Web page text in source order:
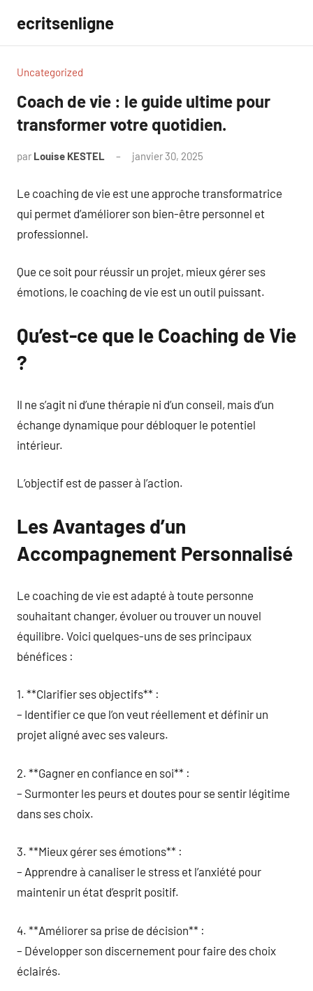
contenu
ecritsenligne
Uncategorized
Coach de vie : le guide ultime pour
transformer votre quotidien.
par Louise KESTEL janvier 30, 2025
Le coaching de vie est une approche transformatrice
qui permet d’améliorer son bien-être personnel et
professionnel.
Que ce soit pour réussir un projet, mieux gérer ses
émotions, le coaching de vie est un outil puissant.
Qu’est-ce que le Coaching de Vie
?
Il ne s’agit ni d’une thérapie ni d’un conseil, mais d’un
échange dynamique pour débloquer le potentiel
intérieur.
L’objectif est de passer à l’action.
Les Avantages d’un
Accompagnement Personnalisé
Le coaching de vie est adapté à toute personne
souhaitant changer, évoluer ou trouver un nouvel
équilibre. Voici quelques-uns de ses principaux
bénéfices :
1. **Clarifier ses objectifs** :
– Identifier ce que l’on veut réellement et définir un
projet aligné avec ses valeurs.
2. **Gagner en confiance en soi** :
– Surmonter les peurs et doutes pour se sentir légitime
dans ses choix.
3. **Mieux gérer ses émotions** :
– Apprendre à canaliser le stress et l’anxiété pour
maintenir un état d’esprit positif.
4. **Améliorer sa prise de décision** :
– Développer son discernement pour faire des choix
éclairés.